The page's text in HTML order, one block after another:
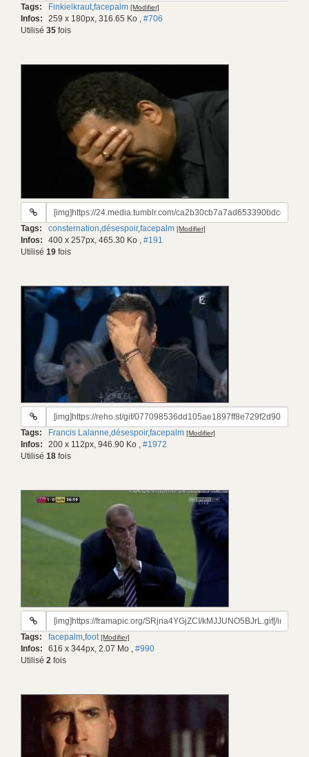
gif:
Tags: Finkielkraut,facepalm [Modifier]
Infos: 259 x 180px, 316.65 Ko , #706
Utilisé 35 fois
URL
gif:
Tags: consternation,désespoir,facepalm [Modifier]
Infos: 400 x 257px, 465.30 Ko , #191
Utilisé 19 fois
URL
gif:
Tags: Francis Lalanne,désespoir,facepalm [Modifier]
Infos: 200 x 112px, 946.90 Ko , #1972
Utilisé 18 fois
URL
gif:
Tags: facepalm,foot [Modifier]
Infos: 616 x 344px, 2.07 Mo , #990
Utilisé 2 fois